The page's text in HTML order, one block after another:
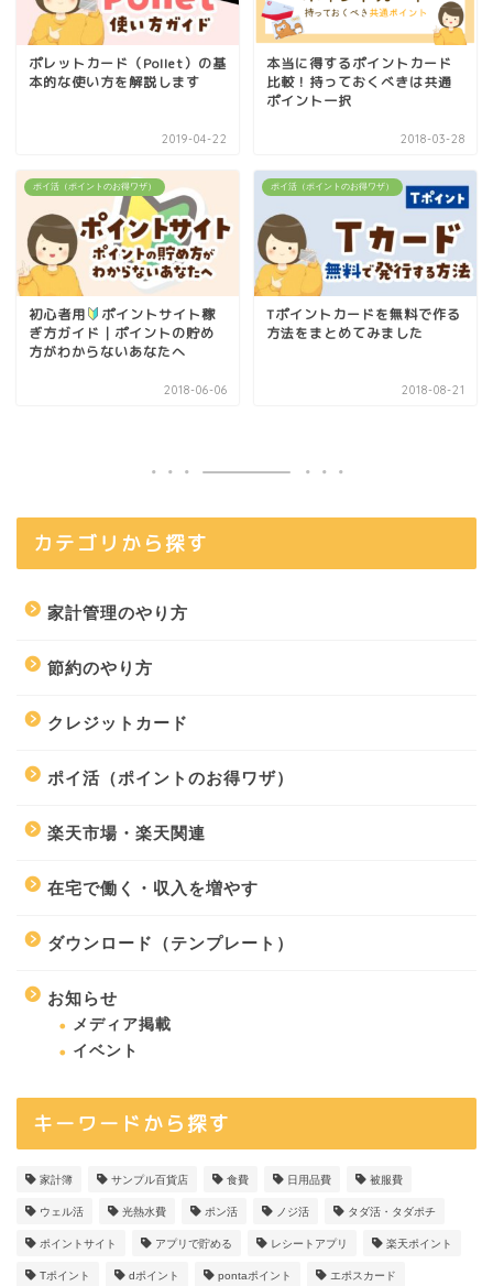
ポレットカード（Pollet）の基
本的な使い方を解説します
2019-04-22
本当に得するポイントカード
比較！持っておくべきは共通
ポイント一択
2018-03-28
ポイ活（ポイントのお得ワザ）
初心者用
ポイントサイト稼
ぎ方ガイド｜ポイントの貯め
方がわからないあなたへ
2018-06-06
ポイ活（ポイントのお得ワザ）
Tポイントカードを無料で作る
方法をまとめてみました
2018-08-21
カテゴリから探す
家計管理のやり方
節約のやり方
クレジットカード
ポイ活（ポイントのお得ワザ）
楽天市場・楽天関連
在宅で働く・収入を増やす
ダウンロード（テンプレート）
お知らせ
メディア掲載
イベント
キーワードから探す
家計簿 サンプル百貨店 食費 日用品費 被服費
ウェル活 光熱水費 ポン活 ノジ活 タダ活・タダポチ
ポイントサイト アプリで貯める レシートアプリ 楽天ポイント
Tポイント dポイント pontaポイント エポスカード